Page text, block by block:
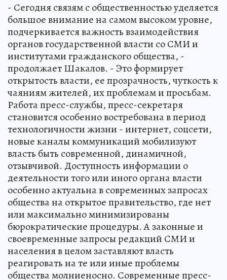
- Сегодня связям с общественностью уделяется
большое внимание на самом высоком уровне,
подчеркивается важность взаимодействия
органов государственной власти со СМИ и
институтами гражданского общества, -
продолжает Шакалов. - Это формирует
открытость власти, ее прозрачность, чуткость к
чаяниям жителей, их проблемам и просьбам.
Работа пресс-службы, пресс-секретаря
становится особенно востребована в период
технологичности жизни - интернет, соцсети,
новые каналы коммуникаций мобилизуют
власть быть современной, динамичной,
отзывчивой. Доступность информации о
деятельности того или иного органа власти
особенно актуальна в современных запросах
общества на открытое правительство, где нет
или максимально минимизированы
бюрократические процедуры. А законные и
своевременные запросы редакций СМИ и
населения в целом заставляют власть
реагировать на те или иные проблемы
общества молниеносно. Современные пресс-